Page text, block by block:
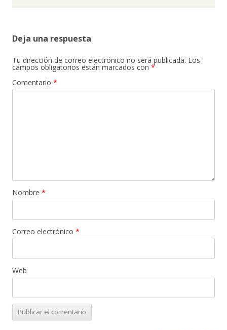
Deja una respuesta
Tu dirección de correo electrónico no será publicada. Los
campos obligatorios están marcados con *
Comentario *
Nombre *
Correo electrónico *
Web